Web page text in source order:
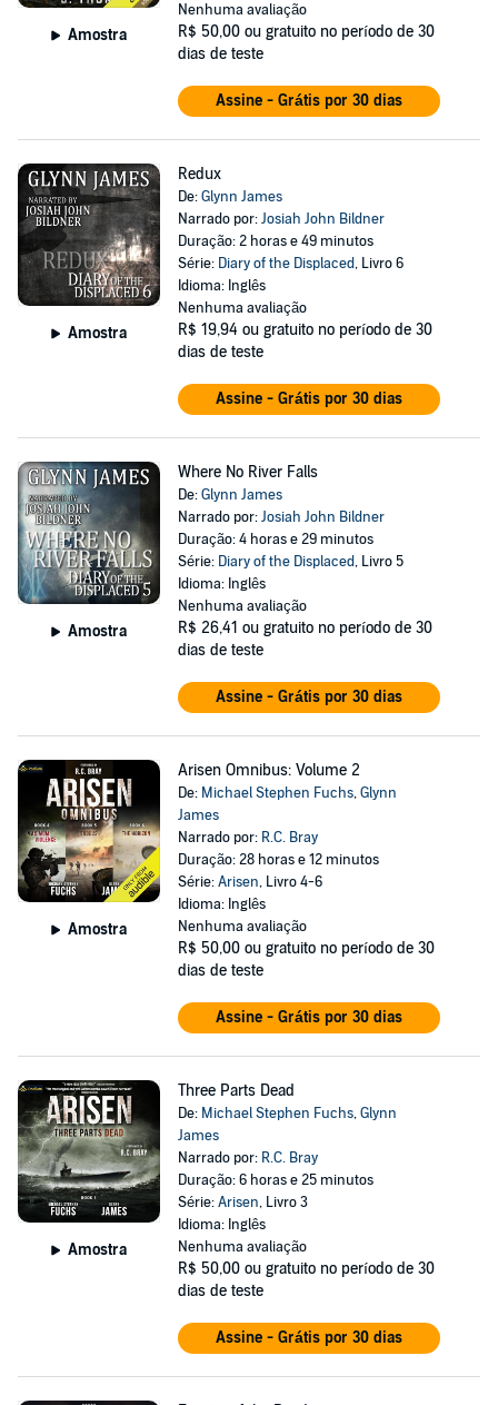
Amostra
Nenhuma avaliação
R$ 50,00 ou gratuito no período de 30
dias de teste
Assine - Grátis por 30 dias
Amostra
Redux
De:Glynn James
Narrado por:Josiah John Bildner
Duração: 2 horas e 49 minutos
Série: Diary of the Displaced, Livro 6
Idioma: Inglês
Nenhuma avaliação
R$ 19,94 ou gratuito no período de 30
dias de teste
Assine - Grátis por 30 dias
Amostra
Where No River Falls
De:Glynn James
Narrado por:Josiah John Bildner
Duração: 4 horas e 29 minutos
Série: Diary of the Displaced, Livro 5
Idioma: Inglês
Nenhuma avaliação
R$ 26,41 ou gratuito no período de 30
dias de teste
Assine - Grátis por 30 dias
Amostra
Arisen Omnibus: Volume 2
De: Michael Stephen Fuchs,Glynn
James
Narrado por: R.C. Bray
Duração: 28 horas e 12 minutos
Série:Arisen, Livro 4-6
Idioma: Inglês
Nenhuma avaliação
R$ 50,00 ou gratuito no período de 30
dias de teste
Assine - Grátis por 30 dias
Amostra
Three Parts Dead
De: Michael Stephen Fuchs,Glynn
James
Narrado por: R.C. Bray
Duração: 6 horas e 25 minutos
Série:Arisen, Livro 3
Idioma: Inglês
Nenhuma avaliação
R$ 50,00 ou gratuito no período de 30
dias de teste
Assine - Grátis por 30 dias